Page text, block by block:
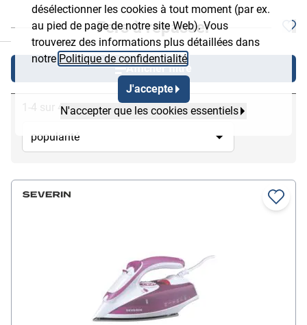
désélectionner les cookies à tout moment (par ex.
au pied de page de notre site Web). Vous
trouverez des informations plus détaillées dans
notre Politique de confidentialité
J'accepte
N'accepter que les cookies essentiels
Fers à repasser
Afficher filtre
1-4 sur 4